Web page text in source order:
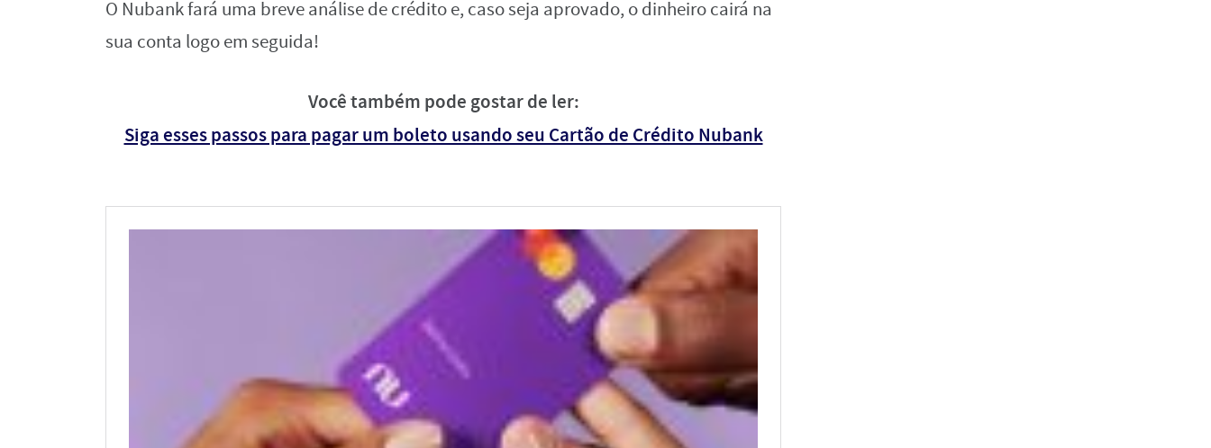
O Nubank fará uma breve análise de crédito e, caso seja aprovado, o dinheiro cairá na
sua conta logo em seguida!
Você também pode gostar de ler:
Siga esses passos para pagar um boleto usando seu Cartão de Crédito Nubank